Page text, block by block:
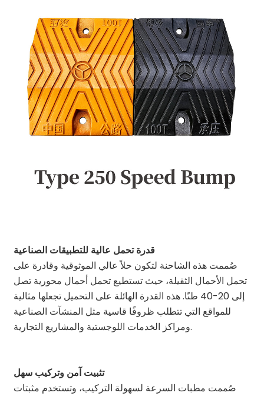
قدرة تحمل عالية للتطبيقات الصناعية
صُممت هذه الشاحنة لتكون حلاً عالي الموثوقية وقادرة على
تحمل الأحمال الثقيلة، حيث تستطيع تحمل أحمال محورية تصل
إلى 20-40 طنًا. هذه القدرة الهائلة على التحميل تجعلها مثالية
للمواقع التي تتطلب ظروفًا قاسية مثل المنشآت الصناعية
ومراكز الخدمات اللوجستية والمشاريع التجارية.
تثبيت آمن وتركيب سهل
صُممت مطبات السرعة لسهولة التركيب، وتستخدم مثبتات